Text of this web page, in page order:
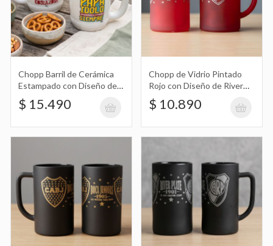
Chopp de Vidrio Pintado Rojo con
Diseño de River Plate
$ 10.890
Chopp de Vidrio Pintado Negro con
$ 10.890
Chopp de Vidrio Pintado Negro con
Diseño de River Plate
$ 9.890
Chopp Barril de Cerámica
Estampado con Diseño del
Día del Padre
$ 15.490
Chopp de Vidrio Pintado
Rojo con Diseño de River
Plate
$ 10.890